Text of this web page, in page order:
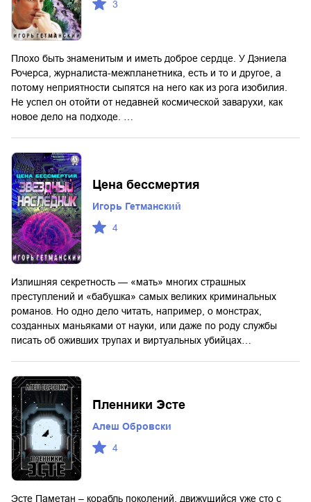
3
Плохо быть знаменитым и иметь доброе сердце. У Дэниела
Рочерса, журналиста-межпланетника, есть и то и другое, а
потому неприятности сыпятся на него как из рога изобилия.
Не успел он отойти от недавней космической заварухи, как
новое дело на подходе. …
Цена бессмертия
Игорь Гетманский
4
Излишняя секретность — «мать» многих страшных
преступлений и «бабушка» самых великих криминальных
романов. Но одно дело читать, например, о монстрах,
созданных маньяками от науки, или даже по роду службы
писать об оживших трупах и виртуальных убийцах…
Пленники Эсте
Алеш Обровски
4
Эсте Паметан – корабль поколений, движущийся уже сто с